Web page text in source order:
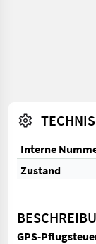
Interne
Zustand
GPS-